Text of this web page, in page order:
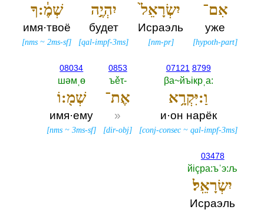
אִם־
уже
[hypoth-part]
יִשְׂרָאֵל֙
Исраэль
[nm-pr]
יִהְיֶ֣ה
будет
[qal-impf-3ms]
שְׁמֶ֔:ךָ
имя·твоё
[nms ~2ms-sf]
07121 8799
βа~йъiкрˌа:‎
וַ:יִּקְרָ֥א
и·он нарёк
[conj-consec ~qal-impf-3ms]
0853
ъěτ-‎
אֶת־
»
[dir-obj]
08034
шәмˌө
שְׁמ֖:וֹ
имя·ему
[nms ~3ms-sf]
03478
йiçра:ъˈэ:љ
יִשְׂרָאֵֽל׃
Исраэль